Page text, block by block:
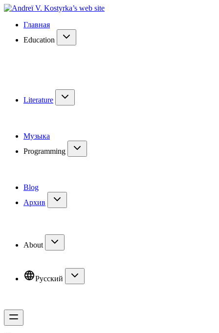
Главная
Education
Literature
Музыка
Programming
Blog
Архив
About
Русский